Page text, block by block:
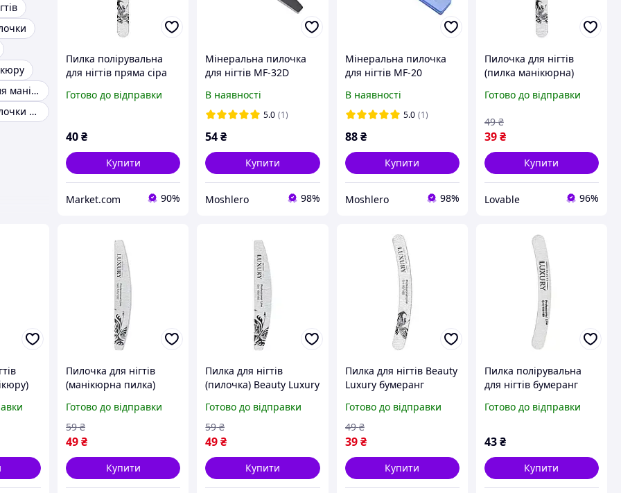
Інструменти для манікюру
Одноразові пилочки для нігтів
Пилка полірувальна
для нігтів пряма сіра
80/80 Daily Skin Care
Готово до відправки
40₴
Купити
Market.com 90%
Мінеральна пилочка
для нігтів MF-32D
LUXURY
В наявності
5.0 (1)
54₴
Купити
Moshlero 98%
Мінеральна пилочка
для нігтів MF-20
LUXURY
В наявності
5.0 (1)
88 ₴
Купити
Moshlero 98%
Пилочка для нігтів
(пилка манікюрна)
Luxury 80/100 грит
сіра
Готово до відправки
39₴
49 ₴
Купити
Lovable 96%
240
сіра
Пилочка для нігтів
(манікюрна пилка)
півмісяць двостороння
120/180 грит, сіра
наждачна
Готово до відправки
49₴
59 ₴
Купити
Пилка для нігтів
(пилочка) Beauty Luxury
двостороння 100/180
грит сіра
Готово до відправки
49₴
59 ₴
Купити
Пилка для нігтів Beauty
Luxury бумеранг
професійна
шліфувальна пилочка
Сіра
Готово до відправки
39 ₴
49 ₴
Купити
Пилка полірувальна
для нігтів бумеранг
02G 100/180
Готово до відправки
43₴
Купити